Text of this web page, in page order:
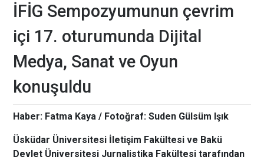
İFİG Sempozyumunun çevrim
içi 17. oturumunda Dijital
Medya, Sanat ve Oyun
konuşuldu
Haber: Fatma Kaya / Fotoğraf: Suden Gülsüm Işık
Üsküdar Üniversitesi İletişim Fakültesi ve Bakü
Devlet Üniversitesi Jurnalistika Fakültesi tarafından